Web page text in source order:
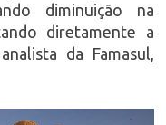
diminuição na
diretamente a
da Famasul,